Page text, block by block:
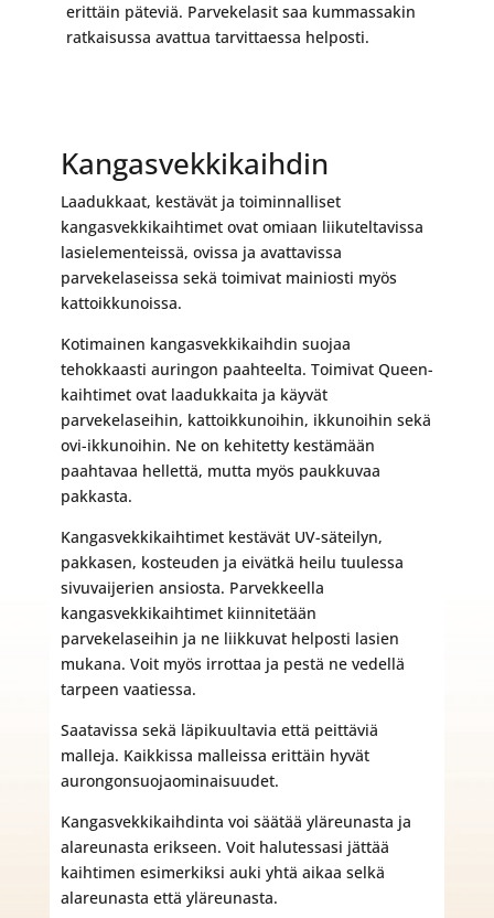
erittäin päteviä. Parvekelasit saa kummassakin
ratkaisussa avattua tarvittaessa helposti.
Kangasvekkikaihdin
Laadukkaat, kestävät ja toiminnalliset
kangasvekkikaihtimet ovat omiaan liikuteltavissa
lasielementeissä, ovissa ja avattavissa
parvekelaseissa sekä toimivat mainiosti myös
kattoikkunoissa.
Kotimainen kangasvekkikaihdin suojaa
tehokkaasti auringon paahteelta. Toimivat Queen-
kaihtimet ovat laadukkaita ja käyvät
parvekelaseihin, kattoikkunoihin, ikkunoihin sekä
ovi-ikkunoihin. Ne on kehitetty kestämään
paahtavaa hellettä, mutta myös paukkuvaa
pakkasta.
Kangasvekkikaihtimet kestävät UV-säteilyn,
pakkasen, kosteuden ja eivätkä heilu tuulessa
sivuvaijerien ansiosta. Parvekkeella
kangasvekkikaihtimet kiinnitetään
parvekelaseihin ja ne liikkuvat helposti lasien
mukana. Voit myös irrottaa ja pestä ne vedellä
tarpeen vaatiessa.
Saatavissa sekä läpikuultavia että peittäviä
malleja. Kaikkissa malleissa erittäin hyvät
aurongonsuojaominaisuudet.
Kangasvekkikaihdinta voi säätää yläreunasta ja
alareunasta erikseen. Voit halutessasi jättää
kaihtimen esimerkiksi auki yhtä aikaa selkä
alareunasta että yläreunasta.